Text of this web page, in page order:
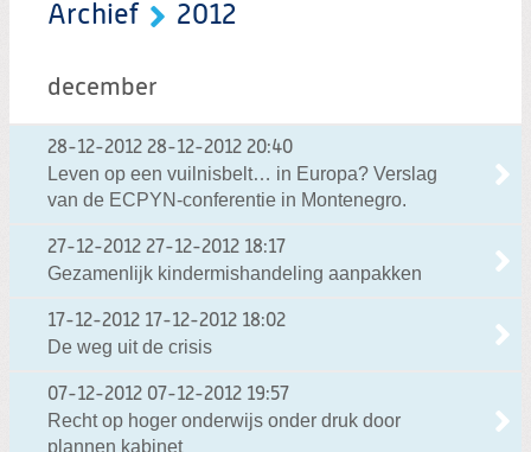
Archief 2012
december
28-12-2012 28-12-2012 20:40
Leven op een vuilnisbelt… in Europa? Verslag
van de ECPYN-conferentie in Montenegro.
27-12-2012 27-12-2012 18:17
Gezamenlijk kindermishandeling aanpakken
17-12-2012 17-12-2012 18:02
De weg uit de crisis
07-12-2012 07-12-2012 19:57
Recht op hoger onderwijs onder druk door
plannen kabinet